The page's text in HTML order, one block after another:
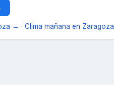
→ · Clima mañana en Zaragoza